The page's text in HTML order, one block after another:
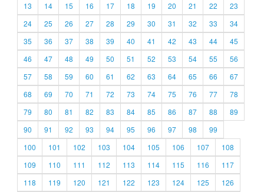
13
14 15 16 17 18 19 20 21 22
23
24
25 26 27 28 29 30 31 32 33
34
35
36 37 38 39 40 41 42 43 44
45
46
47 48 49 50 51 52 53 54 55
56
57
58 59 60 61 62 63 64 65 66
67
68
69 70 71 72 73 74 75 76 77
78
79
80 81 82 83 84 85 86 87 88
89
90
91 92 93 94 95 96 97 98
99
100
101 102 103 104 105 106 107
108
109
110 111 112 113 114 115 116
117
118
119 120 121 122 123 124 125
126